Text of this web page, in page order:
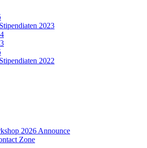
2023
2022
2026 Announce
Zone